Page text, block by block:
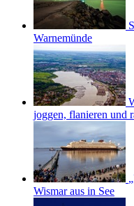
Warnemünde
joggen, flanieren und
Wismar aus in See